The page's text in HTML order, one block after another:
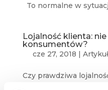
To normalne w
Lojalność klienta:
konsumentów?
cze 27, 2018 |
Czy prawdziwa